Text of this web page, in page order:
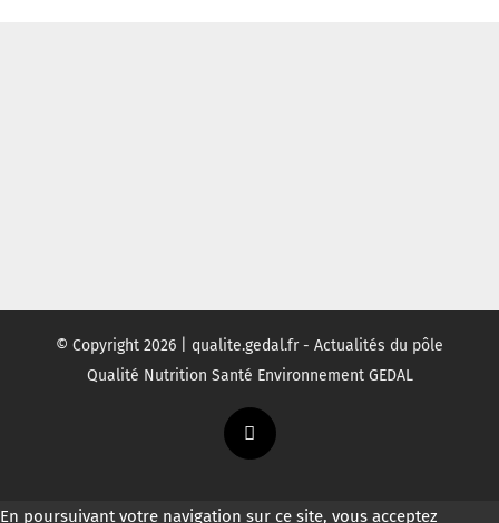
© Copyright 2026 | qualite.gedal.fr - Actualités du pôle
Qualité Nutrition Santé Environnement GEDAL
Twitter
En poursuivant votre navigation sur ce site, vous acceptez